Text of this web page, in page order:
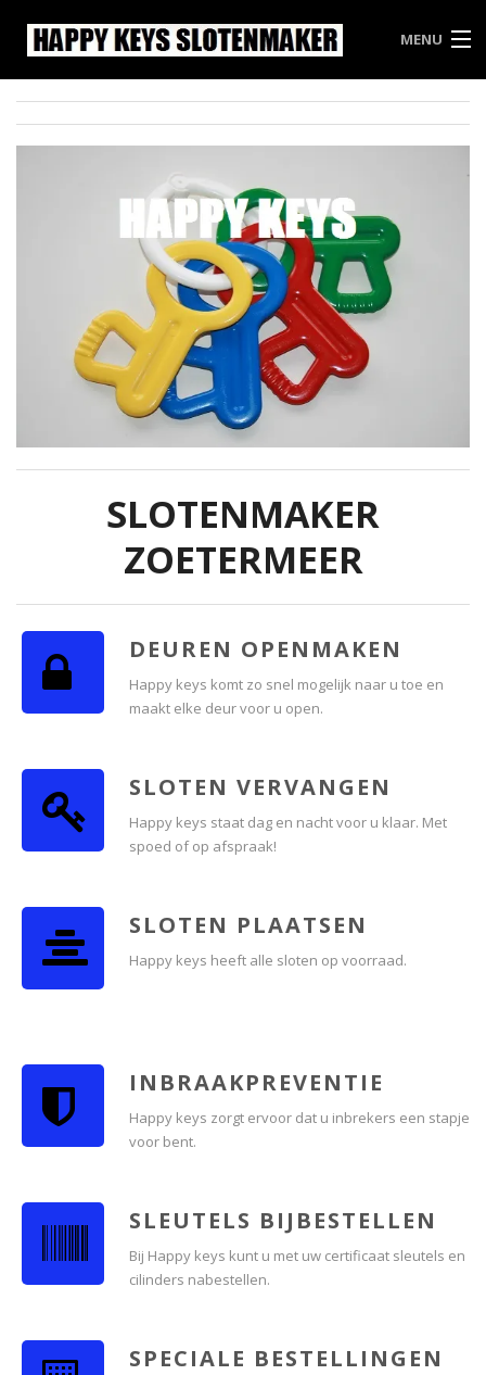
MENU
HAPPY KEYS
WEES INBREKERS EEN STAPJE VOOR
PRIJSLIJST HAPPY KEYS
VRIJBLIJVENDE OFFERTE
SLOTENMAKER
ZOETERMEER
DEUREN OPENMAKEN
Happy keys komt zo snel mogelijk naar u toe en
maakt elke deur voor u open.
SLOTEN VERVANGEN
Happy keys staat dag en nacht voor u klaar. Met
spoed of op afspraak!
SLOTEN PLAATSEN
Happy keys heeft alle sloten op voorraad.
INBRAAKPREVENTIE
Happy keys zorgt ervoor dat u inbrekers een stapje
voor bent.
SLEUTELS BIJBESTELLEN
Bij Happy keys kunt u met uw certificaat sleutels en
cilinders nabestellen.
SPECIALE BESTELLINGEN